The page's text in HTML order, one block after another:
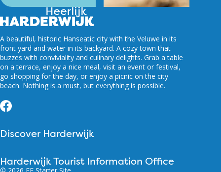
A beautiful, historic Hanseatic city with the Veluwe in its
front yard and water in its backyard. A cozy town that
buzzes with conviviality and culinary delights. Grab a table
on a terrace, enjoy a nice meal, visit an event or festival,
go shopping for the day, or enjoy a picnic on the city
beach. Nothing is a must, but everything is possible.
Facebook
Discover Harderwijk
Harderwijk Tourist Information Office
© 2026 FF Starter Site